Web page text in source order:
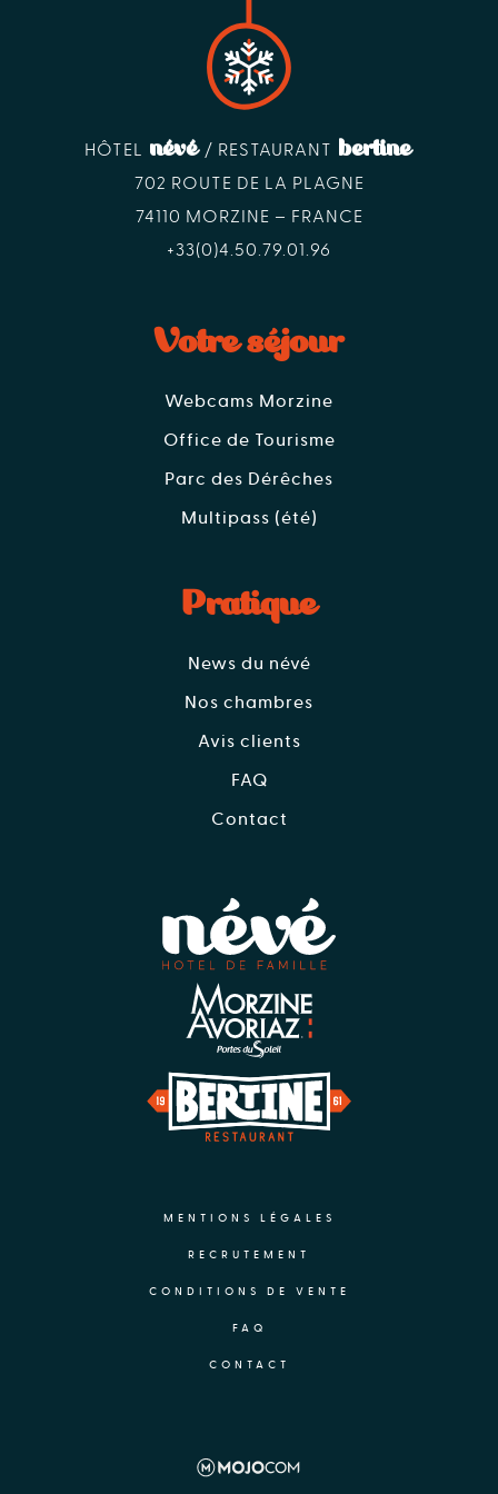
HÔTEL névé / RESTAURANT bertine
702 ROUTE DE LA PLAGNE
74110 MORZINE – FRANCE
+33(0)4.50.79.01.96
Votre séjour
Webcams Morzine
Office de Tourisme
Parc des Dérêches
Multipass (été)
Pratique
News du névé
Nos chambres
Avis clients
FAQ
Contact
MENTIONS LÉGALES
RECRUTEMENT
CONDITIONS DE VENTE
FAQ
CONTACT